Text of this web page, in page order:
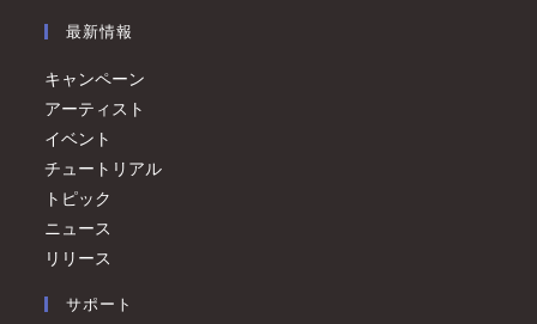
最新情報
キャンペーン
アーティスト
イベント
チュートリアル
トピック
ニュース
リリース
サポート